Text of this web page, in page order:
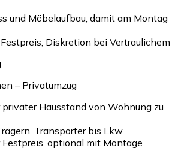
und Möbelaufbau, damit am Montag
Diskretion bei Vertraulichem
– Privatumzug
Hausstand von Wohnung zu
Transporter bis Lkw
optional mit Montage